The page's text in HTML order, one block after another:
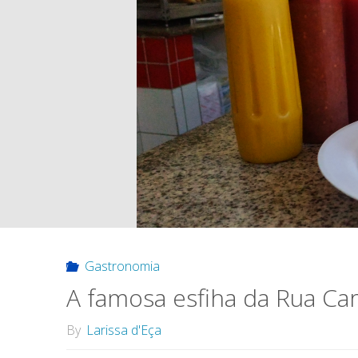
Gastronomia
A famosa esfiha da Rua
By Larissa d'Eça